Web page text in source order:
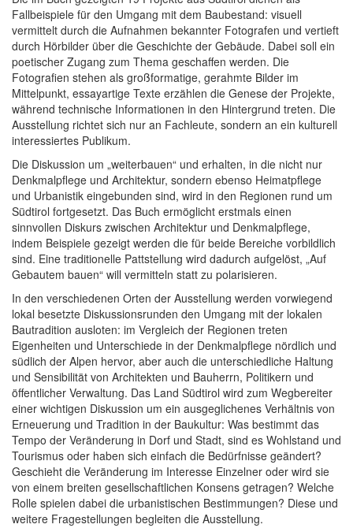
Fallbeispiele für den Umgang mit dem Baubestand: visuell
vermittelt durch die Aufnahmen bekannter Fotografen und vertieft
durch Hörbilder über die Geschichte der Gebäude. Dabei soll ein
poetischer Zugang zum Thema geschaffen werden. Die
Fotografien stehen als großformatige, gerahmte Bilder im
Mittelpunkt, essayartige Texte erzählen die Genese der Projekte,
während technische Informationen in den Hintergrund treten. Die
Ausstellung richtet sich nur an Fachleute, sondern an ein kulturell
interessiertes Publikum.
Die Diskussion um „weiterbauen“ und erhalten, in die nicht nur
Denkmalpflege und Architektur, sondern ebenso Heimatpflege
und Urbanistik eingebunden sind, wird in den Regionen rund um
Südtirol fortgesetzt. Das Buch ermöglicht erstmals einen
sinnvollen Diskurs zwischen Architektur und Denkmalpflege,
indem Beispiele gezeigt werden die für beide Bereiche vorbildlich
sind. Eine traditionelle Pattstellung wird dadurch aufgelöst, „Auf
Gebautem bauen“ will vermitteln statt zu polarisieren.
In den verschiedenen Orten der Ausstellung werden vorwiegend
lokal besetzte Diskussionsrunden den Umgang mit der lokalen
Bautradition ausloten: im Vergleich der Regionen treten
Eigenheiten und Unterschiede in der Denkmalpflege nördlich und
südlich der Alpen hervor, aber auch die unterschiedliche Haltung
und Sensibilität von Architekten und Bauherrn, Politikern und
öffentlicher Verwaltung. Das Land Südtirol wird zum Wegbereiter
einer wichtigen Diskussion um ein ausgeglichenes Verhältnis von
Erneuerung und Tradition in der Baukultur: Was bestimmt das
Tempo der Veränderung in Dorf und Stadt, sind es Wohlstand und
Tourismus oder haben sich einfach die Bedürfnisse geändert?
Geschieht die Veränderung im Interesse Einzelner oder wird sie
von einem breiten gesellschaftlichen Konsens getragen? Welche
Rolle spielen dabei die urbanistischen Bestimmungen? Diese und
weitere Fragestellungen begleiten die Ausstellung.